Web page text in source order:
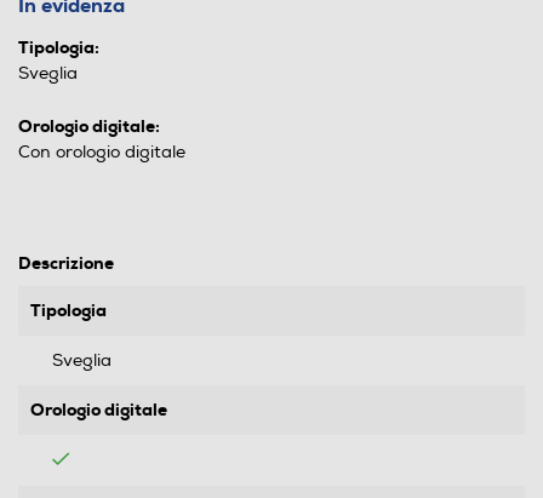
In evidenza
Tipologia:
Sveglia
Orologio digitale:
Con orologio digitale
Descrizione
Tipologia
Sveglia
Orologio digitale